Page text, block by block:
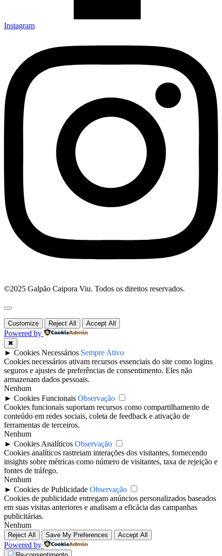
Instagram
©2025 Galpão Caipora Viu. Todos os direitos reservados.
Customize Reject All Accept All
Powered by
✖
► Cookies Necessários Sempre Ativo
Cookies necessários ativam recursos essenciais do site como logins
seguros e ajustes de preferências de consentimento. Eles não
armazenam dados pessoais.
Nenhum
► Cookies Funcionais Observação
Cookies funcionais suportam recursos como compartilhamento de
conteúdo em redes sociais, coleta de feedback e ativação de
ferramentas de terceiros.
Nenhum
► Cookies Analíticos Observação
Cookies analíticos rastreiam interações dos visitantes, fornecendo
insights sobre métricas como número de visitantes, taxa de rejeição e
fontes de tráfego.
Nenhum
► Cookies de Publicidade Observação
Cookies de publicidade entregam anúncios personalizados baseados
em suas visitas anteriores e analisam a eficácia das campanhas
publicitárias.
Nenhum
Reject All Save My Preferences Accept All
Powered by